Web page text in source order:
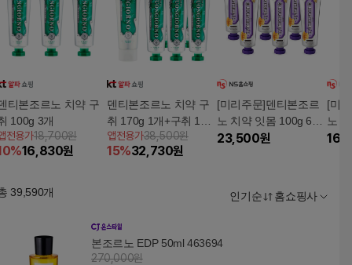
티본조르노 치약 구
100g 3개
전용가18,700원
%16,830원
덴티본조르노 치약 구
취 170g 1개+구취 100
g 5개
앱전용가38,500원
15%32,730원
[미리주문]덴티본조르
노 치약 잇몸 100g 6개
5%쿠폰+구매 후 3천원
23,500원
[미
노
5%
39,590개 인기순 홈쇼핑사
본조르노 EDP 50ml 463694
270,000원